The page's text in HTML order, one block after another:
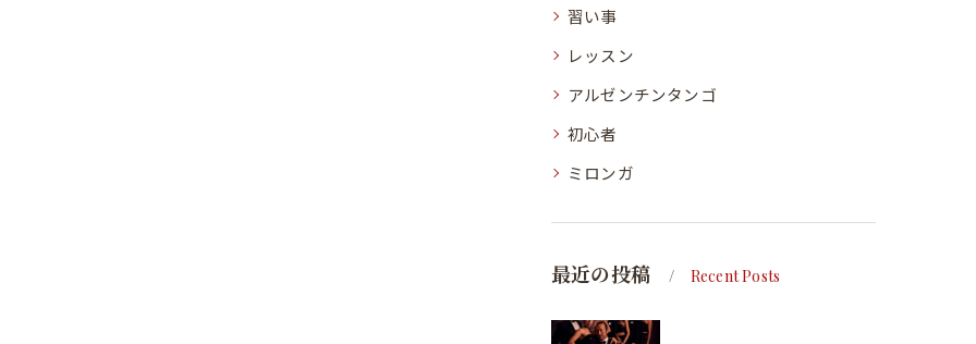
習い事
レッスン
アルゼンチンタンゴ
初心者
ミロンガ
最近の投稿 Recent Posts